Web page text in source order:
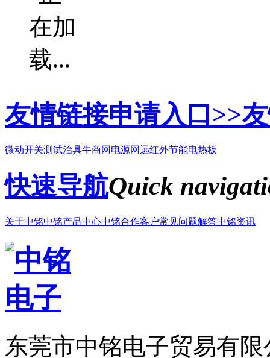
友情链接申请入口>>
微动开关测试治具牛商网 电源网远红外节能电热板
快速导航Quick
关于中铭中铭产品中心中铭合作客户常见问题解答中铭资讯
东莞市中铭电子贸易有